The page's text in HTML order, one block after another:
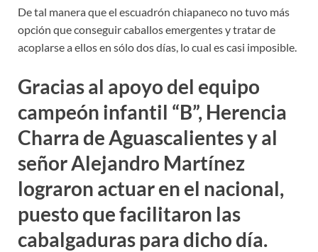
De tal manera que el escuadrón chiapaneco no tuvo más
opción que conseguir caballos emergentes y tratar de
acoplarse a ellos en sólo dos días, lo cual es casi imposible.
Gracias al apoyo del equipo
campeón infantil “B”, Herencia
Charra de Aguascalientes y al
señor Alejandro Martínez
lograron actuar en el nacional,
puesto que facilitaron las
cabalgaduras para dicho día.